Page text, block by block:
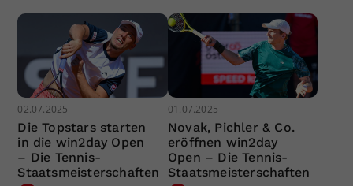
02.07.2025
Die Topstars starten
in die win2day Open
– Die Tennis-
Staatsmeisterschaften
01.07.2025
Novak, Pichler & Co.
eröffnen win2day
Open – Die Tennis-
Staatsmeisterschaften